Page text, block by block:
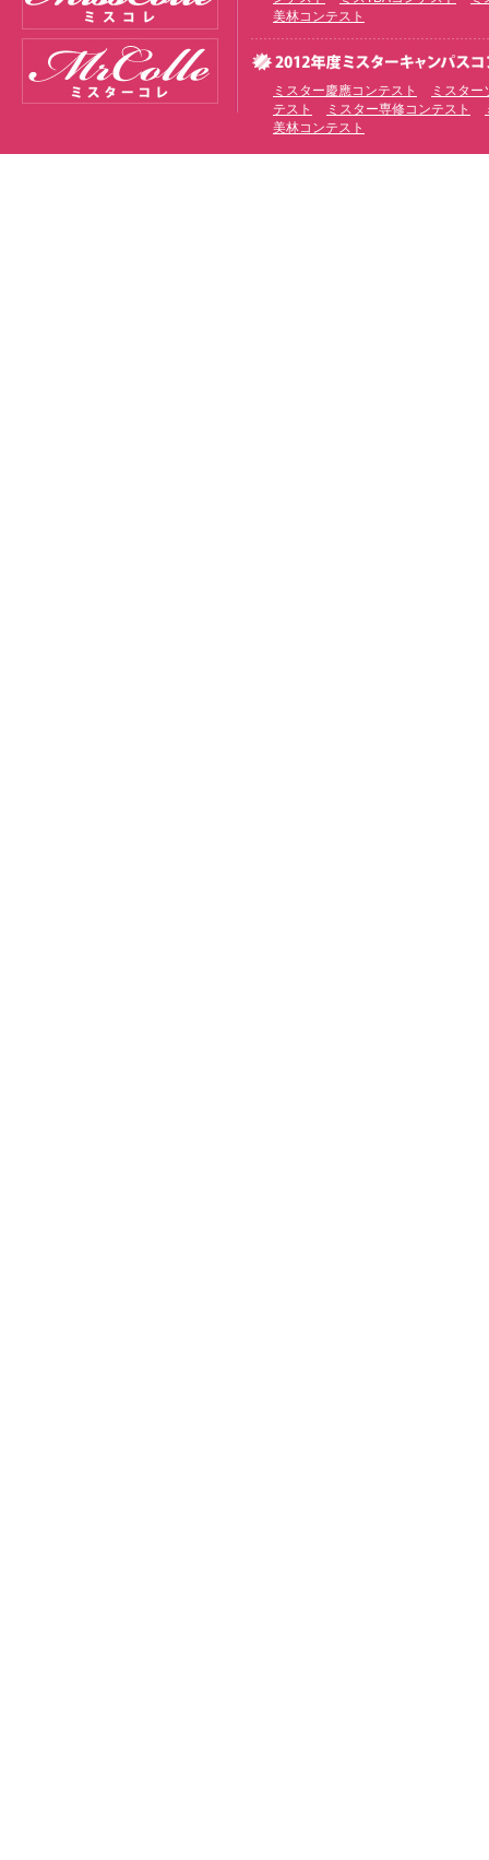
美林コンテスト
ミスター慶應コンテスト
ミスタ
テスト
ミスター専修コンテスト
美林コンテスト